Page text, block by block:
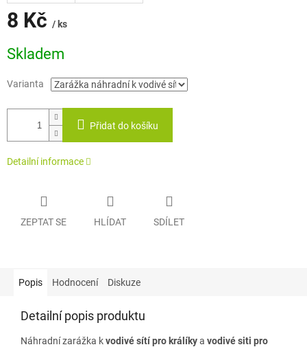
8 Kč / ks
cena:
Skladem
Varianta
Přidat do košíku
Detailní informace
ZEPTAT SE HLÍDAT SDÍLET
Popis Hodnocení Diskuze
Detailní popis produktu
Náhradní zarážka kvodivé sítí pro králíkya vodivé siti pro